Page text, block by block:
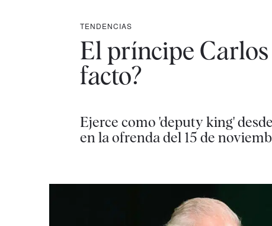
TENDENCIAS
El príncipe Carlos
facto?
Ejerce como 'deputy king'
en la ofrenda del 15 de